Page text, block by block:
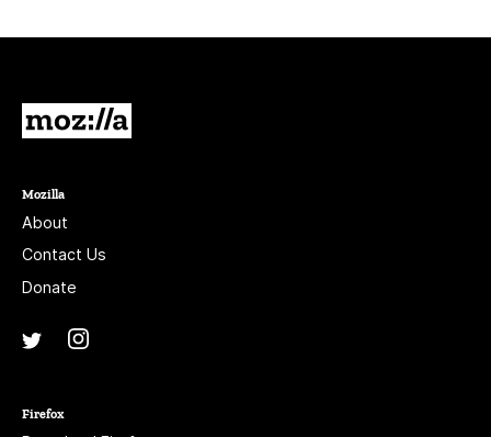
Mozilla
About
Contact Us
Donate
Twitter
Firefox